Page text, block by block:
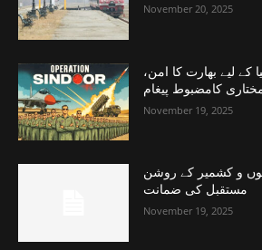
November 20, 2025
کے لیے بھارت کا امن،
کامضبوط پیغام
November 19, 2025
و کشمیر کے روشن
مستقبل کی ضمانت
November 19, 2025